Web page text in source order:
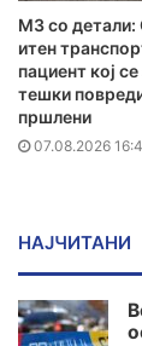
MЗ со
итен
пациент кој
тешки
пршлени
07.08.2026
НАЈЧИТАНИ